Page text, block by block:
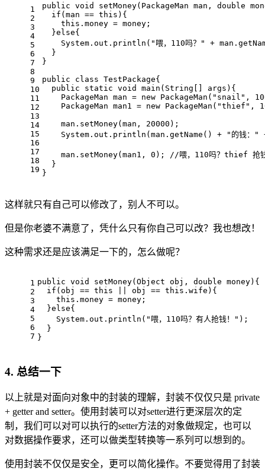
1
2
3
4
5
6
7
8
9
10
11
12
13
14
15
16
17
18
19
public void setMoney(PackageMan man, double
if (man == this ){
this .money = money;
  }
else{
    System.out.println(
"喂，110吗？"
+
  }
}
public
class TestPackage{
public
static void main (String[] args) {
    PackageMan man =
new PackageMan( "snail" ,
    PackageMan man1 =
new PackageMan( "thief" ,
    man.setMoney(man,
20000 );
    System.out.println(man.getName() +
"的钱："
    man.setMoney(man1,
0 );
//喂，110吗？thief 抢
  }
}
这样就只有自己可以修改了，别人不可以。
但是你老婆不满意了，凭什么只有你自己可以改？我也想改！
这种需求还是应该满足一下的，怎么做呢？
1
2
3
4
5
6
7
public void setMoney(Object obj, double money) {
if (obj == this || obj == this .wife){
this .money = money;
  }
else{
    System.out.println(
"喂，110吗？有人抢钱！" );
  }
}
4. 总结一下
以上就是对面向对象中的封装的理解，封装不仅仅只是 private
+ getter and setter。使用封装可以对setter进行更深层次的定
制，我们可以对可以执行的setter方法的对象做规定，也可以
对数据操作要求，还可以做类型转换等一系列可以想到的。
使用封装不仅仅是安全，更可以简化操作。不要觉得用了封装